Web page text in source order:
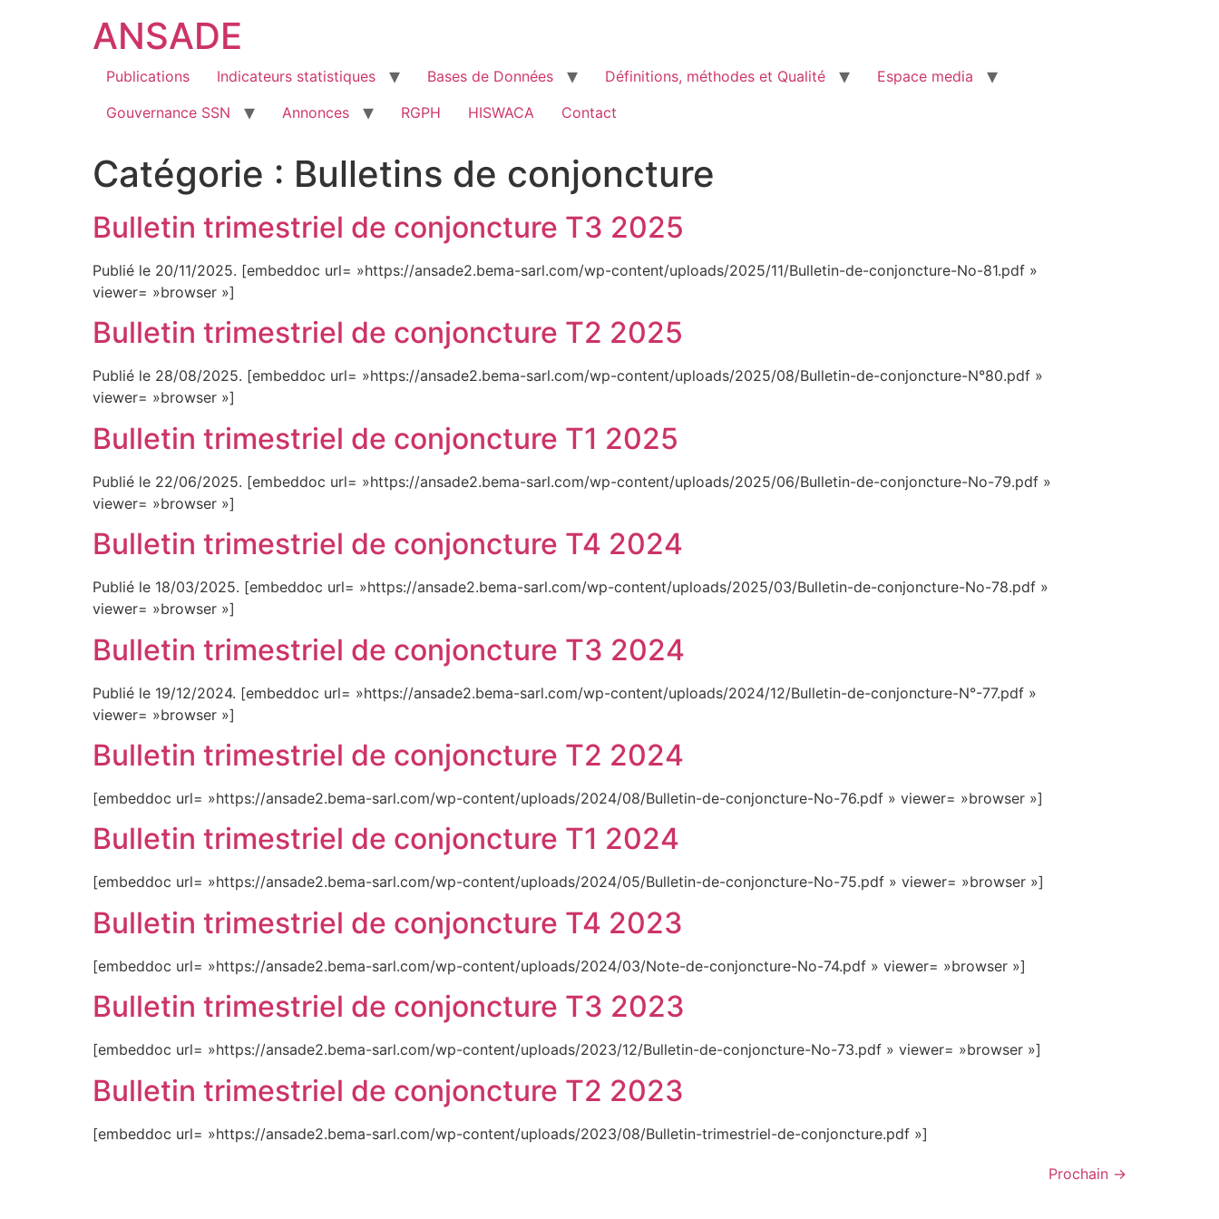
ANSADE
Publications Indicateurs statistiques Bases de Données Définitions, méthodes et Qualité
Espace media
Gouvernance SSN
Annonces RGPH HISWACA Contact
Catégorie : Bulletins de conjoncture
Bulletin trimestriel de conjoncture T3 2025
Publié le 20/11/2025. [embeddoc url= »https://ansade2.bema-sarl.com/wp-content/uploads/2025/11/Bulletin-de-conjoncture-No-81.pdf »
viewer= »browser »]
Bulletin trimestriel de conjoncture T2 2025
Publié le 28/08/2025. [embeddoc url= »https://ansade2.bema-sarl.com/wp-content/uploads/2025/08/Bulletin-de-conjoncture-N°80.pdf »
viewer= »browser »]
Bulletin trimestriel de conjoncture T1 2025
Publié le 22/06/2025. [embeddoc url= »https://ansade2.bema-sarl.com/wp-content/uploads/2025/06/Bulletin-de-conjoncture-No-79.pdf »
viewer= »browser »]
Bulletin trimestriel de conjoncture T4 2024
Publié le 18/03/2025. [embeddoc url= »https://ansade2.bema-sarl.com/wp-content/uploads/2025/03/Bulletin-de-conjoncture-No-78.pdf »
viewer= »browser »]
Bulletin trimestriel de conjoncture T3 2024
Publié le 19/12/2024. [embeddoc url= »https://ansade2.bema-sarl.com/wp-content/uploads/2024/12/Bulletin-de-conjoncture-N°-77.pdf »
viewer= »browser »]
Bulletin trimestriel de conjoncture T2 2024
[embeddoc url= »https://ansade2.bema-sarl.com/wp-content/uploads/2024/08/Bulletin-de-conjoncture-No-76.pdf » viewer= »browser »]
Bulletin trimestriel de conjoncture T1 2024
[embeddoc url= »https://ansade2.bema-sarl.com/wp-content/uploads/2024/05/Bulletin-de-conjoncture-No-75.pdf » viewer= »browser »]
Bulletin trimestriel de conjoncture T4 2023
[embeddoc url= »https://ansade2.bema-sarl.com/wp-content/uploads/2024/03/Note-de-conjoncture-No-74.pdf » viewer= »browser »]
Bulletin trimestriel de conjoncture T3 2023
[embeddoc url= »https://ansade2.bema-sarl.com/wp-content/uploads/2023/12/Bulletin-de-conjoncture-No-73.pdf » viewer= »browser »]
Bulletin trimestriel de conjoncture T2 2023
[embeddoc url= »https://ansade2.bema-sarl.com/wp-content/uploads/2023/08/Bulletin-trimestriel-de-conjoncture.pdf »]
Prochain →